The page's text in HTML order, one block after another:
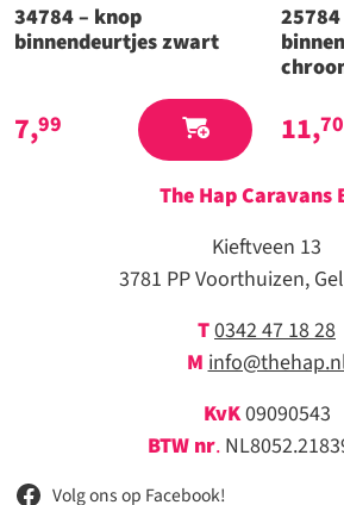
34784 – knop
binnendeurtjes zwart
7,99 11,70
The Hap Caravans
Kieftveen 13
3781 PP Voorthuizen,
T0342 47 18 28
M
KvK09090543
BTW nr.
Volg ons op Facebook!